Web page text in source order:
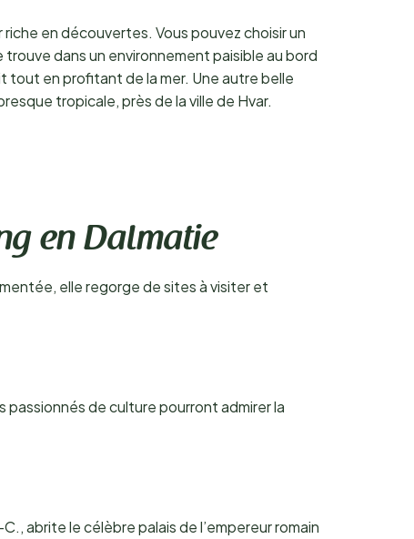
en découvertes. Vous pouvez choisir un
trouve dans un environnement paisible au bord
tout en profitant de la mer. Une autre belle
tropicale, près de la ville de Hvar.
en Dalmatie
elle regorge de sites à visiter et
passionnés de culture pourront admirer la
abrite le célèbre palais de l’empereur romain